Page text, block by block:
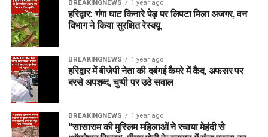
BREAKINGNEWS 1 year ago
हरिद्वार: गंगा घाट किनारे पेड़ पर लिपटा मिला अजगर, वन
विभाग ने किया सुरक्षित रेस्क्यू
BREAKINGNEWS 1 year ago
हरिद्वार में बीजेपी नेता की दबंगई कैमरे में कैद, अफसर पर
बरसे अपशब्द, चुप्पी पर उठे सवाल
BREAKINGNEWS 1 year ago
“सासाराम की मुस्लिम महिलाओं ने रचाया मेहंदी से